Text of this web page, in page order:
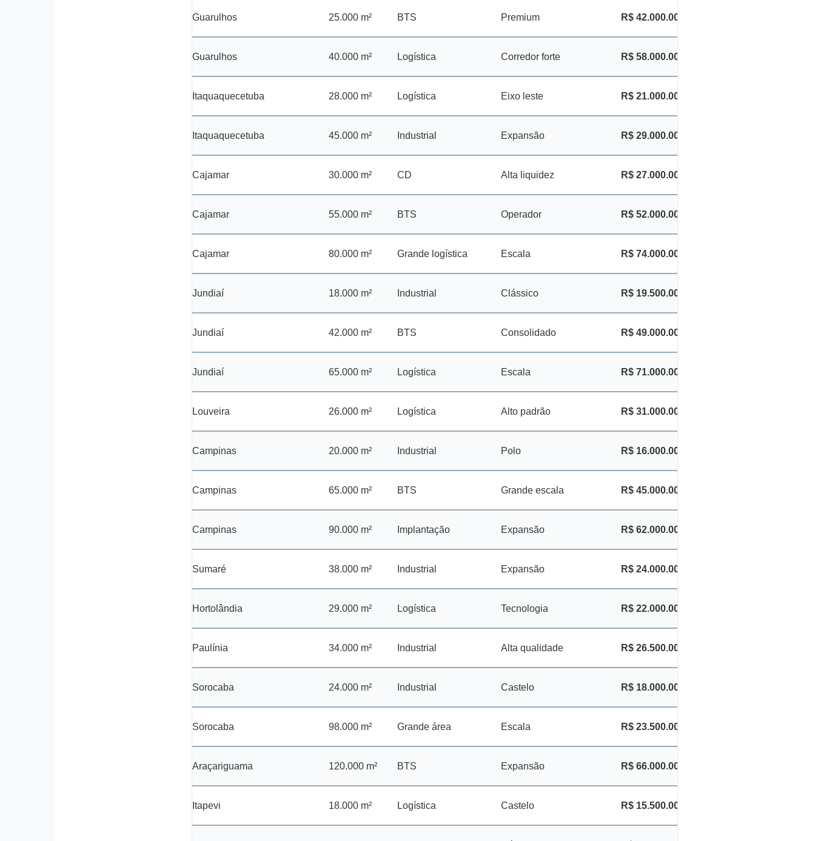
Guarulhos 25.000 m² BTS Premium R$ 42.000.000
Guarulhos 40.000 m² Logística Corredor forte R$ 58.000.000
Itaquaquecetuba 28.000 m² Logística Eixo leste R$ 21.000.000
Itaquaquecetuba 45.000 m² Industrial Expansão R$ 29.000.000
Cajamar 30.000 m² CD Alta liquidez R$ 27.000.000
Cajamar 55.000 m² BTS Operador R$ 52.000.000
Cajamar 80.000 m² Grande logística Escala R$ 74.000.000
Jundiaí 18.000 m² Industrial Clássico R$ 19.500.000
Jundiaí 42.000 m² BTS Consolidado R$ 49.000.000
Jundiaí 65.000 m² Logística Escala R$ 71.000.000
Louveira 26.000 m² Logística Alto padrão R$ 31.000.000
Campinas 20.000 m² Industrial Polo R$ 16.000.000
Campinas 65.000 m² BTS Grande escala R$ 45.000.000
Campinas 90.000 m² Implantação Expansão R$ 62.000.000
Sumaré 38.000 m² Industrial Expansão R$ 24.000.000
Hortolândia 29.000 m² Logística Tecnologia R$ 22.000.000
Paulínia 34.000 m² Industrial Alta qualidade R$ 26.500.000
Sorocaba 24.000 m² Industrial Castelo R$ 18.000.000
Sorocaba 98.000 m² Grande área Escala R$ 23.500.000
Araçariguama 120.000 m² BTS Expansão R$ 66.000.000
Itapevi 18.000 m² Logística Castelo R$ 15.500.000